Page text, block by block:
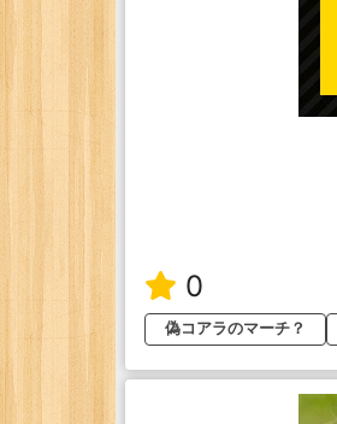
0
偽コアラのマーチ？